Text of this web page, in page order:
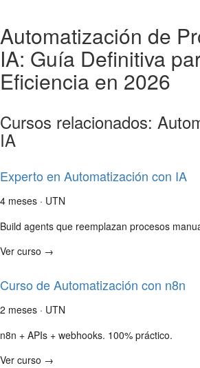
Automatización de
IA: Guía Definitiva
Eficiencia en 2026
Cursos relacionados:
IA
Experto en Automatización con IA
4 meses · UTN
Build agents que reemplazan procesos
Ver curso →
Curso de Automatización con n8n
2 meses · UTN
n8n + APIs + webhooks. 100% práctico.
Ver curso →